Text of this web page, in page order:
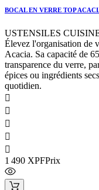
BOCAL EN VERRE TOP
USTENSILES
Élevez l'organisation de
Acacia. Sa capacité de
transparence du verre,
épices ou ingrédients
quotidien.





1 490 XPFPrix